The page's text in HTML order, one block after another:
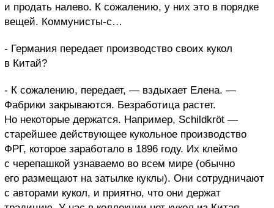
и продать налево. К сожалению, у них это в порядке
вещей. Коммунисты-с…
- Германия передает производство своих кукол
в Китай?
- К сожалению, передает, — вздыхает Елена. —
Фабрики закрываются. Безработица растет.
Но некоторые держатся. Например, Schildkröt —
старейшее действующее кукольное производство
ФРГ, которое заработало в 1896 году. Их клеймо
с черепашкой узнаваемо во всем мире (обычно
его размещают на затылке куклы). Они сотрудничают
с авторами кукол, и приятно, что они держат